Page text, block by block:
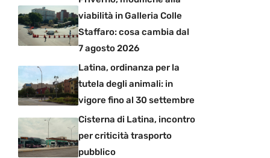
viabilità in Galleria Colle
Staffaro: cosa cambia dal
7 agosto 2026
Latina, ordinanza per la
tutela degli animali: in
vigore fino al 30 settembre
Cisterna di Latina, incontro
per criticità trasporto
pubblico